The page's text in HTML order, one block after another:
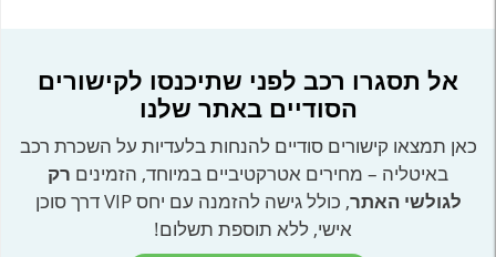
אל תסגרו רכב לפני שתיכנסו לקישורים
הסודיים באתר שלנו
כאן תמצאו קישורים סודיים להנחות בלעדיות על השכרת רכב
באיטליה – מחירים אטרקטיביים במיוחד, הזמינים רק
לגולשי האתר
, כולל גישה להזמנה עם יחס VIP דרך סוכן
אישי, ללא תוספת תשלום!